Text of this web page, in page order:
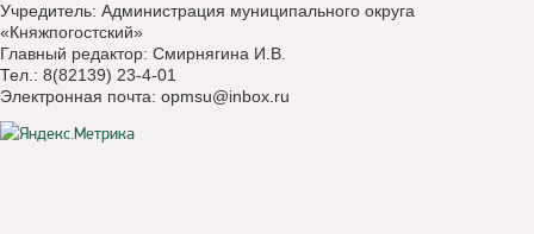
Учредитель: Администрация муниципального округа
«Княжпогостский»
Главный редактор: Смирнягина И.В.
Тел.: 8(82139) 23-4-01
Электронная почта: opmsu@inbox.ru